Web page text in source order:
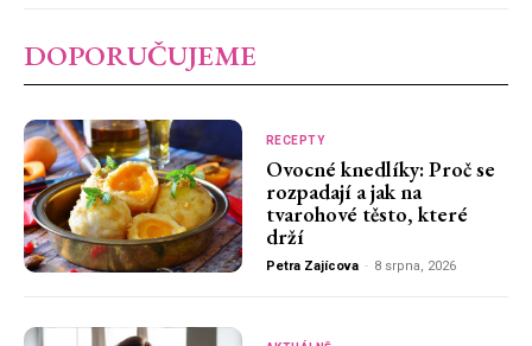
DOPORUČUJEME
RECEPTY
Ovocné knedlíky: Proč se
rozpadají a jak na
tvarohové těsto, které
drží
Petra Zajícova - 8 srpna, 2026